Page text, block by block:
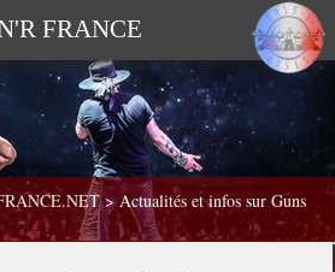
FRANCE
>Actualités et infos sur Guns